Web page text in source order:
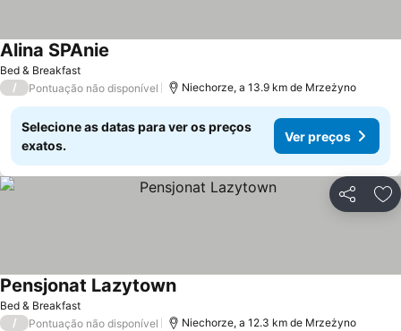
Bed & Breakfast
Alina SPAnie
/ Pontuação não disponível Niechorze, a 13.9 km de Mrzeżyno
Selecione as datas para ver os preços
exatos.
Ver preços
Partilhar
Bed & Breakfast
Pensjonat LazytownVer preços
/ Pontuação não disponível Niechorze, a 12.3 km de Mrzeżyno